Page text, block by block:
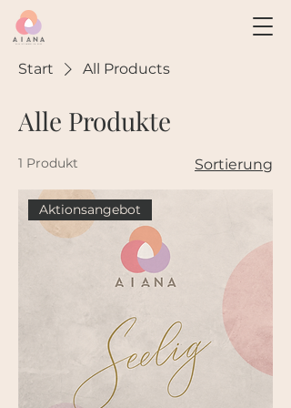
Start All Products
Alle Produkte
1 Produkt Sortierung
Aktionsangebot